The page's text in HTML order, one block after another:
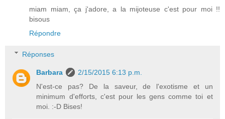
miam miam, ça j'adore, a la mijoteuse c'est pour moi !!
bisous
Répondre
Réponses
Barbara
2/15/2015 6:13 p.m.
N'est-ce pas? De la saveur, de l'exotisme et un
minimum d'efforts, c'est pour les gens comme toi et
moi. :-D Bises!